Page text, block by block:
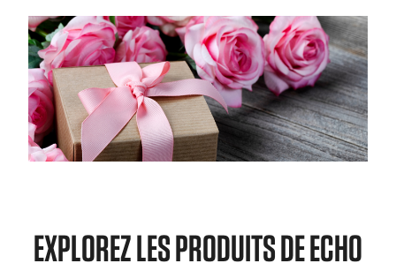
EXPLOREZ LES PRODUITS DE ECHO